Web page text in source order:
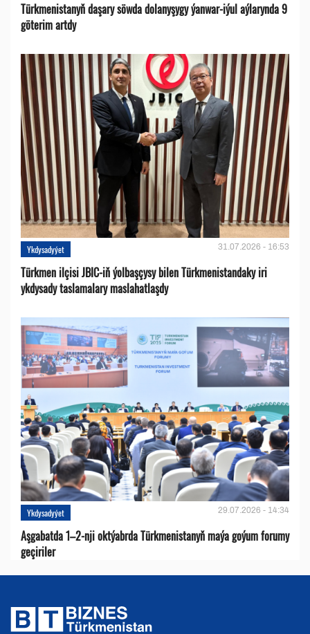
Türkmenistanyň daşary söwda dolanyşygy ýanwar-iýul aýlarynda 9
göterim artdy
Ykdysadyýet 31.07.2026 - 16:53
Türkmen ilçisi JBIC-iň ýolbaşçysy bilen Türkmenistandaky iri
ykdysady taslamalary maslahatlaşdy
Ykdysadyýet 29.07.2026 - 14:34
Aşgabatda 1–2-nji oktýabrda Türkmenistanyň maýa goýum forumy
geçiriler